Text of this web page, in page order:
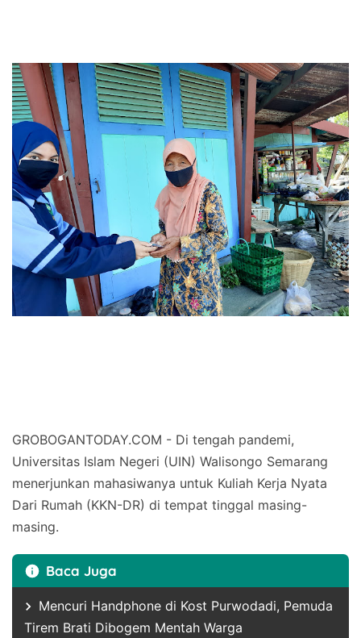
GROBOGANTODAY.COM - Di tengah pandemi,
Universitas Islam Negeri (UIN) Walisongo Semarang
menerjunkan mahasiwanya untuk Kuliah Kerja Nyata
Dari Rumah (KKN-DR) di tempat tinggal masing-
masing.
Baca Juga
Mencuri Handphone di Kost Purwodadi, Pemuda
Tirem Brati Dibogem Mentah Warga